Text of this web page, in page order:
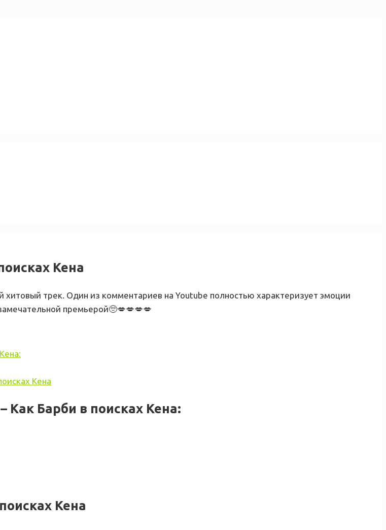
Кена
хитовый трек. Один из комментариев на Youtube полностью характеризует эмоции
премьерой🥺💋💋💋💋
Кена
Барби в поисках Кена:
Кена